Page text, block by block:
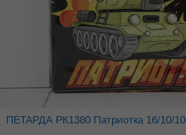
ПЕТАРДА РК1380 Патриотка 16/10/10